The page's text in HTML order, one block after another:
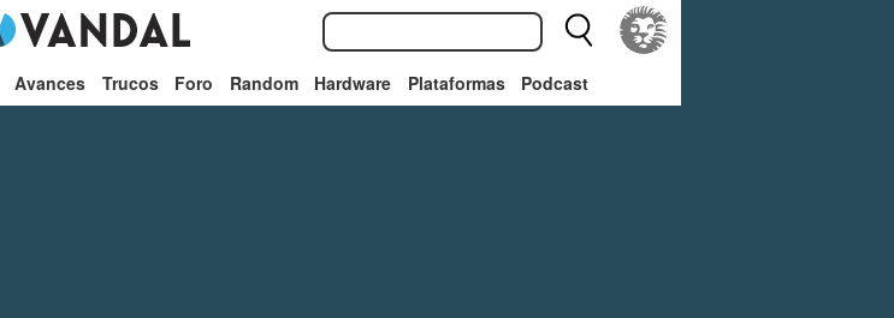
Avances Trucos Foro Random Hardware Plataformas Podcast